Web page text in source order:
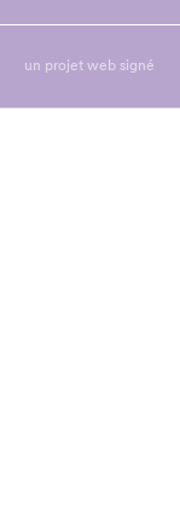
un projet web signé